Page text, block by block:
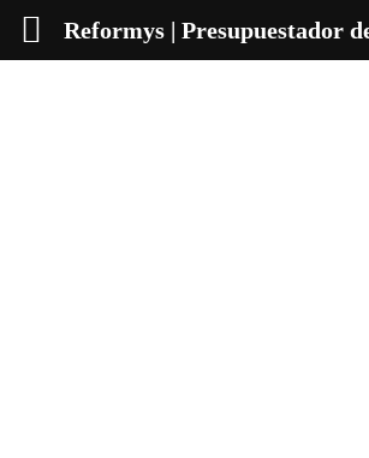
Reformys | Presupuestador